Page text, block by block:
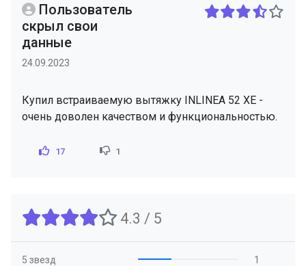
Пользователь
скрыл свои
данные
24.09.2023
Купил встраиваемую вытяжку INLINEA 52 XE -
очень доволен качеством и функциональностью.
17 1
4.3 / 5
5 звезд 1